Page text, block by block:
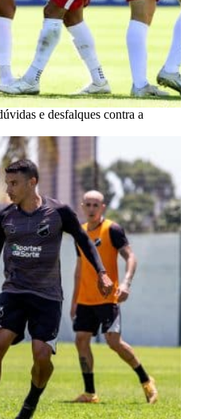
e desfalques contra a